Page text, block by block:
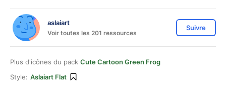
aslaiart
Voir toutes les 201 ressources
Suivre
Plus d'icônes du pack Cute Cartoon Green Frog
Style: Aslaiart Flat